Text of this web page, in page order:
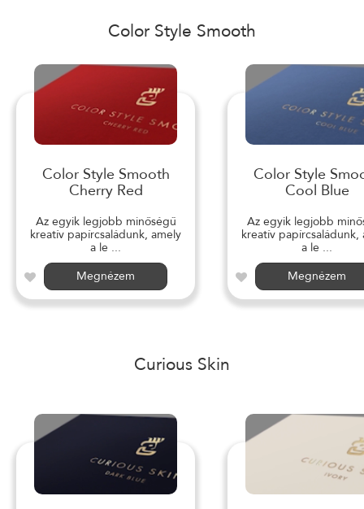
Color Style Smooth
Color Style Smooth
Cherry Red
Az egyik legjobb minőségű
kreatív papírcsaládunk, amely
a le ...
Megnézem
Color Style
Cool Blue
Az egyik legjobb
kreatív papírcsaládunk,
a le ...
Megnézem
Curious Skin